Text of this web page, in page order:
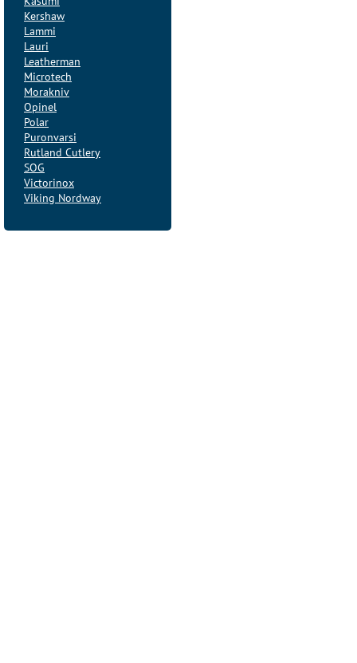
Kershaw
Lammi
Lauri
Leatherman
Microtech
Morakniv
Opinel
Polar
Puronvarsi
Rutland Cutlery
SOG
Victorinox
Viking Nordway